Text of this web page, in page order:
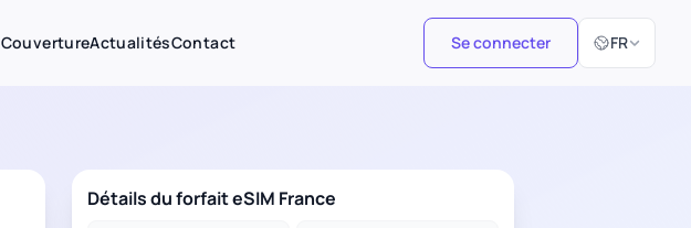
CouvertureActualitésContact Se connecter FR
Sélectionner
Détails du forfait eSIM France